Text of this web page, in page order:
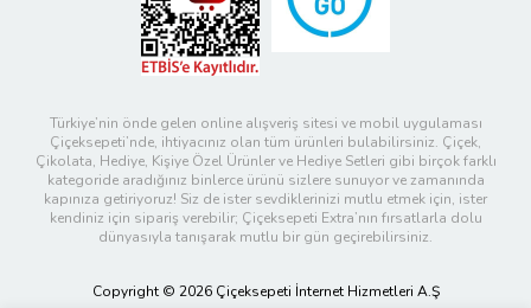
Türkiye’nin önde gelen online alışveriş sitesi ve mobil uygulaması
Çiçeksepeti’nde, ihtiyacınız olan tüm ürünleri bulabilirsiniz. Çiçek,
Çikolata, Hediye, Kişiye Özel Ürünler ve Hediye Setleri gibi birçok farklı
kategoride aradığınız binlerce ürünü sizlere sunuyor ve zamanında
kapınıza getiriyoruz! Siz de ister sevdiklerinizi mutlu etmek için, ister
kendiniz için sipariş verebilir; Çiçeksepeti Extra’nın fırsatlarla dolu
dünyasıyla tanışarak mutlu bir gün geçirebilirsiniz.
Copyright © 2026 Çiçeksepeti İnternet Hizmetleri A.Ş